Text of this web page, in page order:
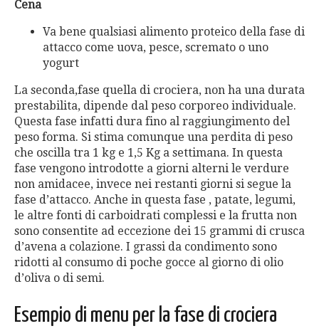
Cena
Va bene qualsiasi alimento proteico della fase di
attacco come uova, pesce, scremato o uno
yogurt
La seconda,fase quella di crociera, non ha una durata
prestabilita, dipende dal peso corporeo individuale.
Questa fase infatti dura fino al raggiungimento del
peso forma. Si stima comunque una perdita di peso
che oscilla tra 1 kg e 1,5 Kg a settimana. In questa
fase vengono introdotte a giorni alterni le verdure
non amidacee, invece nei restanti giorni si segue la
fase d’attacco. Anche in questa fase , patate, legumi,
le altre fonti di carboidrati complessi e la frutta non
sono consentite ad eccezione dei 15 grammi di crusca
d’avena a colazione. I grassi da condimento sono
ridotti al consumo di poche gocce al giorno di olio
d’oliva o di semi.
Esempio di menu per la fase di crociera